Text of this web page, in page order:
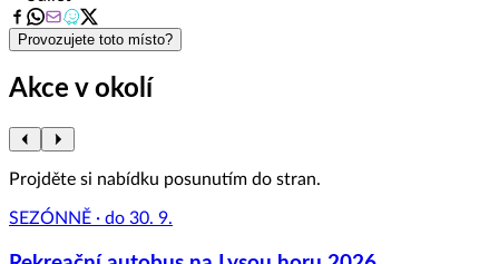
8
Provozujete toto místo?
Akce v okolí
Projděte si nabídku posunutím do stran.
SEZÓNNĚ · do 30. 9.